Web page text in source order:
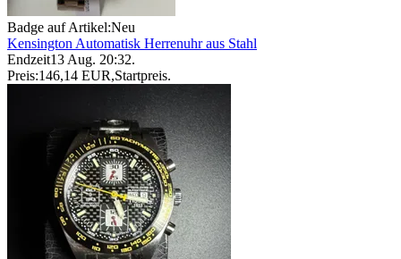
Badge auf Artikel:Neu
Kensington Automatisk Herrenuhr aus Stahl
Endzeit13 Aug. 20:32.
Preis:146,14 EUR,Startpreis.